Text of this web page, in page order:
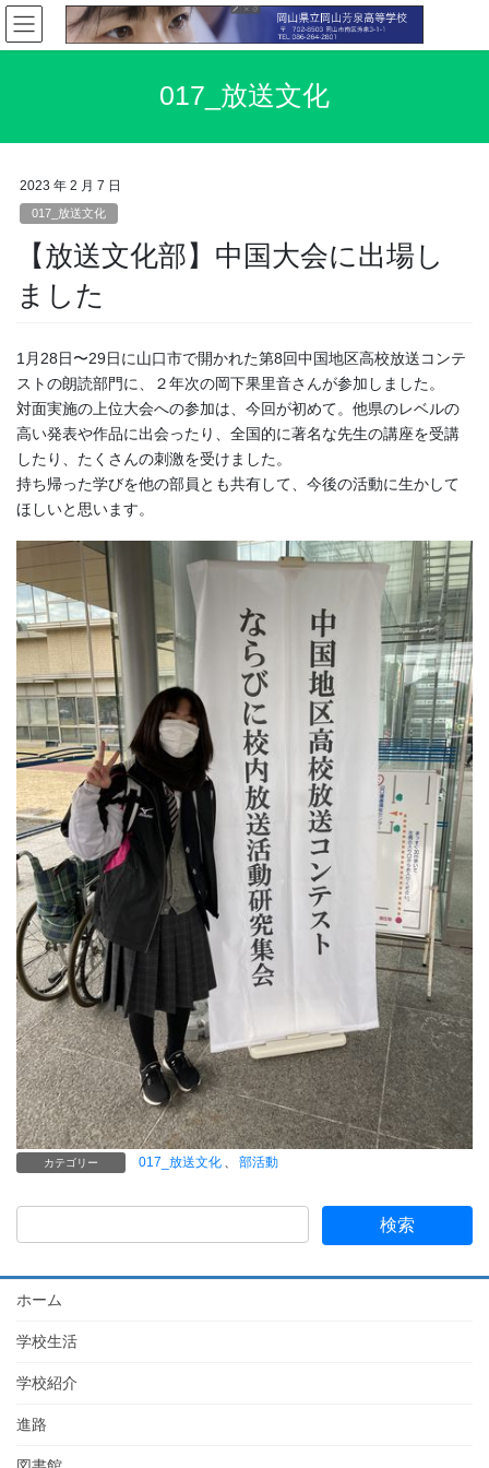
コ
ン
テ
ス
ナ
ビ
ゲ
ン
017_放送文化
2023 年 2 月 7 日
017_放送文化
【放送文化部】中国大会に出場し
ました
1月28日〜29日に山口市で開かれた第8回中国地区高校放送コンテ
ストの朗読部門に、２年次の岡下果里音さんが参加しました。
対面実施の上位大会への参加は、今回が初めて。他県のレベルの
高い発表や作品に出会ったり、全国的に著名な先生の講座を受講
したり、たくさんの刺激を受けました。
持ち帰った学びを他の部員とも共有して、今後の活動に生かして
ほしいと思います。
カテゴリー 017_放送文化 、 部活動
ホーム
学校生活
学校紹介
進路